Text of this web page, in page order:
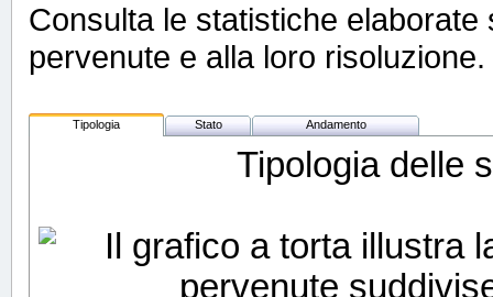
Consulta le statistiche
pervenute e alla loro risoluzione.
Tipologia Stato Andamento
Tipologia delle